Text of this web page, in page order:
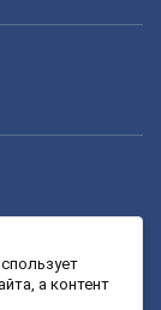
а контент